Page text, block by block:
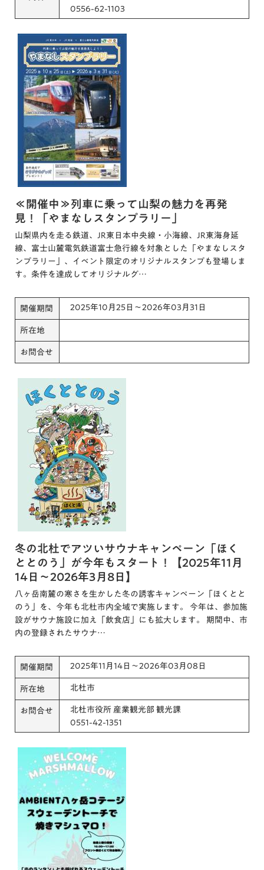
0556-62-1103
≪開催中≫列車に乗って山梨の魅力を再発
見！「やまなしスタンプラリー」
山梨県内を走る鉄道、JR東日本中央線・小海線、JR東海身延
線、富士山麓電気鉄道富士急行線を対象とした「やまなしスタ
ンプラリー」、イベント限定のオリジナルスタンプも登場しま
す。条件を達成してオリジナルグ…
開催期間 2025年10月25日～2026年03月31日
所在地
お問合せ
冬の北杜でアツいサウナキャンペーン「ほく
ととのう」が今年もスタート！【2025年11月
14日～2026年3月8日】
八ヶ岳南麓の寒さを生かした冬の誘客キャンペーン「ほくとと
のう」を、今年も北杜市内全域で実施します。 今年は、参加施
設がサウナ施設に加え「飲食店」にも拡大します。 期間中、市
内の登録されたサウナ…
開催期間 2025年11月14日～2026年03月08日
所在地 北杜市
お問合せ
北杜市役所 産業観光部 観光課
0551-42-1351